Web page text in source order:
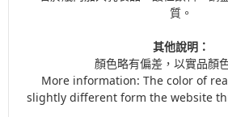
質。
其他說明：
顏色略有偏差，以實品顏
More information: The color of
slightly different form the website